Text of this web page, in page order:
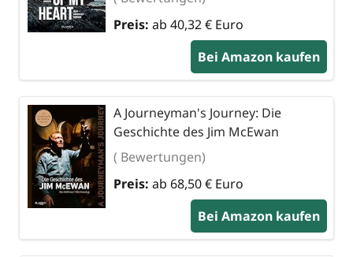
Preis: ab 40,32 € Euro
Bei Amazon kaufen
A Journeyman's Journey: Die
Geschichte des Jim McEwan
( Bewertungen)
Preis: ab 68,50 € Euro
Bei Amazon kaufen